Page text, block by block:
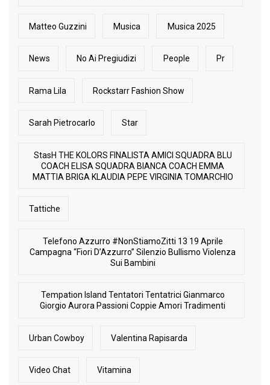
Matteo Guzzini Musica Musica 2025
News No Ai Pregiudizi People Pr
Rama Lila Rockstarr Fashion Show
Sarah Pietrocarlo Star
StasH THE KOLORS FINALISTA AMICI SQUADRA BLU
COACH ELISA SQUADRA BIANCA COACH EMMA
MATTIA BRIGA KLAUDIA PEPE VIRGINIA TOMARCHIO
Tattiche
Telefono Azzurro #NonStiamoZitti 13 19 Aprile
Campagna “Fiori D’Azzurro” Silenzio Bullismo Violenza
Sui Bambini
Tempation Island Tentatori Tentatrici Gianmarco
Giorgio Aurora Passioni Coppie Amori Tradimenti
Urban Cowboy Valentina Rapisarda
Video Chat Vitamina